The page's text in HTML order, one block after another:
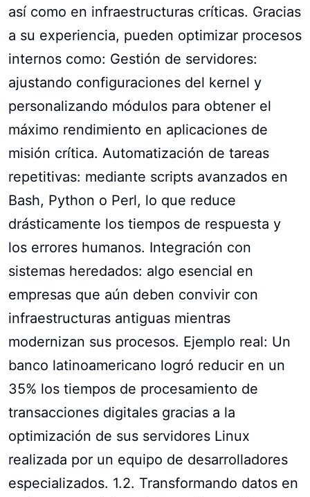
así como en infraestructuras críticas. Gracias
a su experiencia, pueden optimizar procesos
internos como: Gestión de servidores:
ajustando configuraciones del kernel y
personalizando módulos para obtener el
máximo rendimiento en aplicaciones de
misión crítica. Automatización de tareas
repetitivas: mediante scripts avanzados en
Bash, Python o Perl, lo que reduce
drásticamente los tiempos de respuesta y
los errores humanos. Integración con
sistemas heredados: algo esencial en
empresas que aún deben convivir con
infraestructuras antiguas mientras
modernizan sus procesos. Ejemplo real: Un
banco latinoamericano logró reducir en un
35% los tiempos de procesamiento de
transacciones digitales gracias a la
optimización de sus servidores Linux
realizada por un equipo de desarrolladores
especializados. 1.2. Transformando datos en